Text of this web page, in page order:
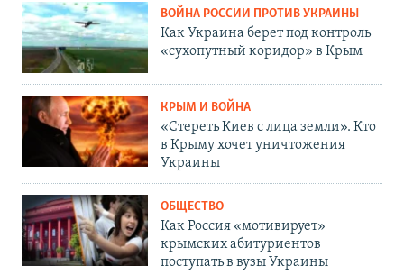
ВОЙНА РОССИИ ПРОТИВ УКРАИНЫ
Как Украина берет под контроль
«сухопутный коридор» в Крым
КРЫМ И ВОЙНА
«Стереть Киев с лица земли». Кто
в Крыму хочет уничтожения
Украины
ОБЩЕСТВО
Как Россия «мотивирует»
крымских абитуриентов
поступать в вузы Украины